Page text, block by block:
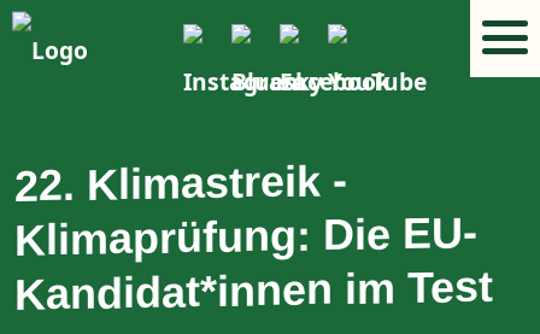
22. Klimastreik -
Klimaprüfung: Die EU-
Kandidat*innen im Test